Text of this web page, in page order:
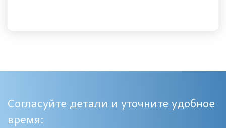
Согласуйте детали и уточните удобное
время: